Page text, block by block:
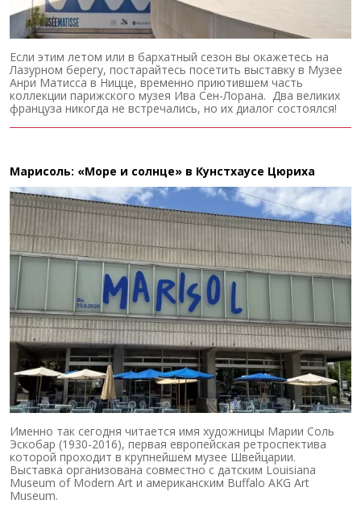
Если этим летом или в бархатный сезон вы окажетесь на
Лазурном берегу, постарайтесь посетить выставку в Музее
Анри Матисса в Ницце, временно приютившем часть
коллекции парижского музея Ива Сен-Лорана. Два великих
француза никогда не встречались, но их диалог состоялся!
Марисоль: «Море и солнце» в Кунстхаусе Цюриха
Именно так сегодня читается имя художницы Марии Соль
Эскобар (1930-2016), первая европейская ретроспектива
которой проходит в крупнейшем музее Швейцарии.
Выставка организована совместно с датским Louisiana
Museum of Modern Art и американским Buffalo AKG Art
Museum.